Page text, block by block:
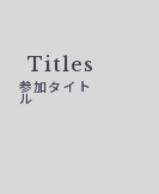
Titles
参加タイト
ル